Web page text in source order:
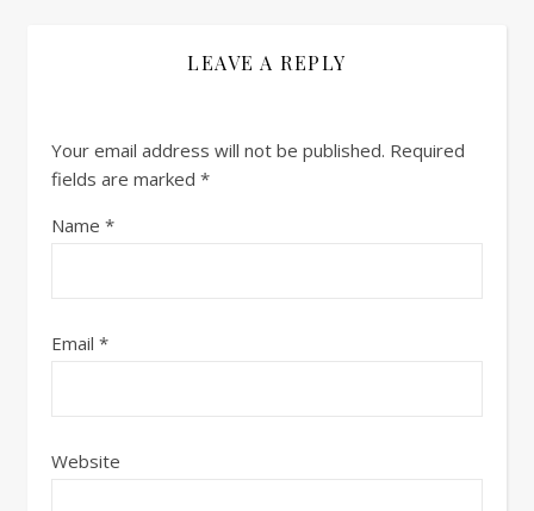
LEAVE A REPLY
Your email address will not be published. Required
fields are marked *
Name *
Email *
Website